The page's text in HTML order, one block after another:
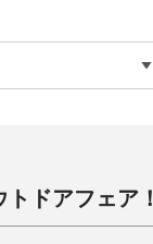
トドアフェア！